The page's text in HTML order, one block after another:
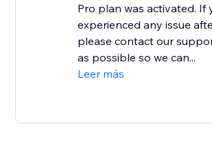
Pro plan was activated. If
experienced any issue
please contact our
as possible so we can...
Leer más